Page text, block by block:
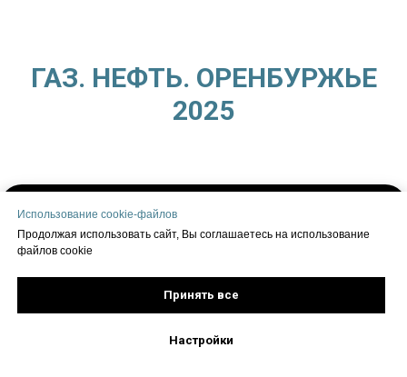
Использование cookie-файлов
Продолжая использовать сайт, Вы соглашаетесь на использование
файлов cookie
Принять все
Настройки
ГАЗ. НЕФТЬ. ОРЕНБУРЖЬЕ
2025